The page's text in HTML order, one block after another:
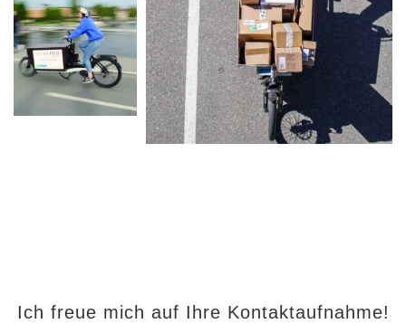
Ich freue mich auf Ihre Kontaktaufnahme!